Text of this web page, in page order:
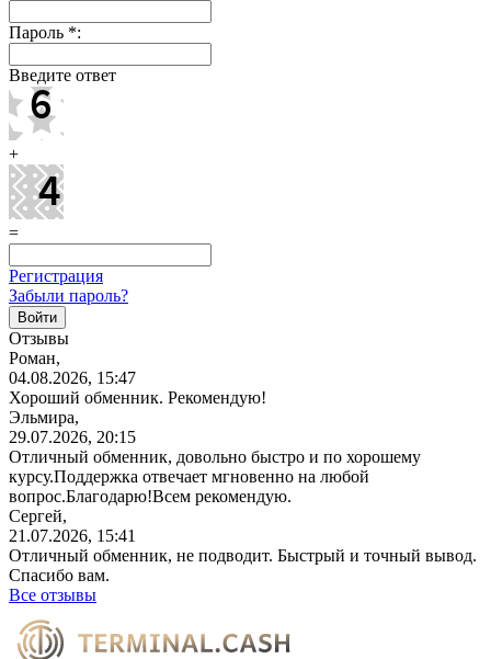
Пароль *:
Введите ответ
+
=
Регистрация
Забыли пароль?
Отзывы
Роман,
04.08.2026, 15:47
Хороший обменник. Рекомендую!
Эльмира,
29.07.2026, 20:15
Отличный обменник, довольно быстро и по хорошему
курсу.Поддержка отвечает мгновенно на любой
вопрос.Благодарю!Всем рекомендую.
Сергей,
21.07.2026, 15:41
Отличный обменник, не подводит. Быстрый и точный вывод.
Спасибо вам.
Все отзывы